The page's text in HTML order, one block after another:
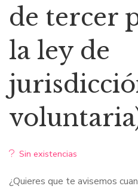
de tercer
la ley de
Sin existencias
¿Quieres que te avisemos